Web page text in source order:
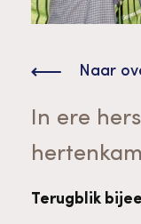
Advies en
vrijwilligers
Onze
In ere
Terugblik
Naar